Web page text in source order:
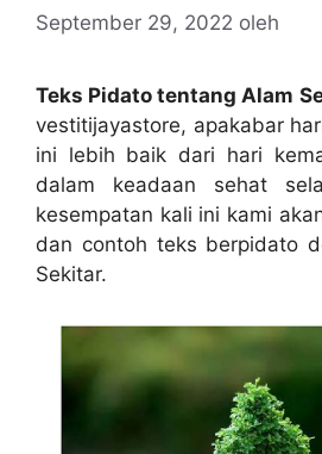
September 29, 2022 oleh
Teks Pidato tentang Alam
vestitijayastore, apakabar
ini lebih baik dari hari
dalam keadaan sehat
kesempatan kali ini kami
dan contoh teks berpidato
Sekitar.